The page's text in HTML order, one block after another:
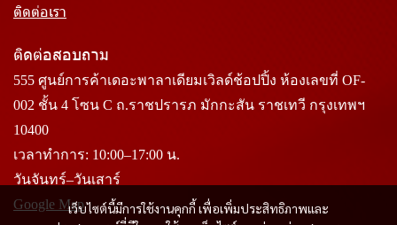
เว็บไซต์นี้มีการใช้งานคุกกี้ เพื่อเพิ่มประสิทธิภาพและ
ติดต่อเรา
ติดต่อสอบถาม
555 ศูนย์การค้าเดอะพาลาเดียมเวิลด์ช้อปปิ้ง ห้องเลขที่ OF-
002 ชั้น 4 โซน C ถ.ราชปรารภ มักกะสัน ราชเทวี กรุงเทพฯ
10400
เวลาทำการ: 10:00–17:00 น.
วันจันทร์–วันเสาร์
Google Map